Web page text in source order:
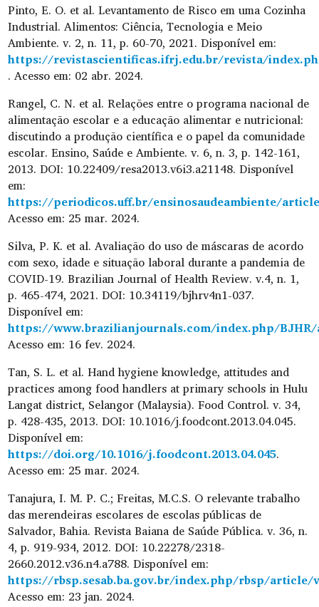
Pinto, E. O. et al. Levantamento de Risco em uma Cozinha
Industrial. Alimentos: Ciência, Tecnologia e Meio
Ambiente. v. 2, n. 11, p. 60-70, 2021. Disponível em:
https://revistascientificas.ifrj.edu.br/revista/
. Acesso em: 02 abr. 2024.
Rangel, C. N. et al. Relações entre o programa nacional de
alimentação escolar e a educação alimentar e nutricional:
discutindo a produção científica e o papel da comunidade
escolar. Ensino, Saúde e Ambiente. v. 6, n. 3, p. 142-161,
2013. DOI: 10.22409/resa2013.v6i3.a21148. Disponível
em:
https://periodicos.uff.br/ensinosaudeambiente/
Acesso em: 25 mar. 2024.
Silva, P. K. et al. Avaliação do uso de máscaras de acordo
com sexo, idade e situação laboral durante a pandemia de
COVID-19. Brazilian Journal of Health Review. v.4, n. 1,
p. 465-474, 2021. DOI: 10.34119/bjhrv4n1-037.
Disponível em:
https://www.brazilianjournals.com/index.php/
Acesso em: 16 fev. 2024.
Tan, S. L. et al. Hand hygiene knowledge, attitudes and
practices among food handlers at primary schools in Hulu
Langat district, Selangor (Malaysia). Food Control. v. 34,
p. 428-435, 2013. DOI: 10.1016/j.foodcont.2013.04.045.
Disponível em:
https://doi.org/10.1016/j.foodcont.2013.04.045.
Acesso em: 25 mar. 2024.
Tanajura, I. M. P. C.; Freitas, M.C.S. O relevante trabalho
das merendeiras escolares de escolas públicas de
Salvador, Bahia. Revista Baiana de Saúde Pública. v. 36, n.
4, p. 919-934, 2012. DOI: 10.22278/2318-
2660.2012.v36.n4.a788. Disponível em:
https://rbsp.sesab.ba.gov.br/index.php/rbsp/article/
Acesso em: 23 jan. 2024.